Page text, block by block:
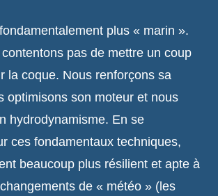
plus « marin ».
pas de mettre un coup
la coque. Nous renforçons sa
optimisons son moteur et nous
hydrodynamisme. En se
ces fondamentaux techniques,
beaucoup plus résilient et apte à
de « météo » (les